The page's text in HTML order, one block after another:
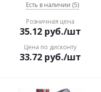
Есть в наличии (5)
Розничная цена
35.12 руб./шт
Цена по дисконту
33.72 руб./шт